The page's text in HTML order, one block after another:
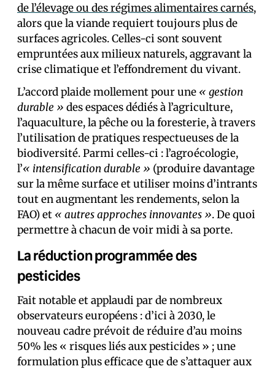
de l’élevage ou des régimes alimentaires carnés,
alors que la viande requiert toujours plus de
surfaces agricoles. Celles-ci sont souvent
empruntées aux milieux naturels, aggravant la
crise climatique et l’effondrement du vivant.
L’accord plaide mollement pour une « gestion
durable » des espaces dédiés à l’agriculture,
l’aquaculture, la pêche ou la foresterie, à travers
l’utilisation de pratiques respectueuses de la
biodiversité. Parmi celles-ci : l’agroécologie,
l’« intensification durable » (produire davantage
sur la même surface et utiliser moins d’intrants
tout en augmentant les rendements, selon la
FAO) et « autres approches innovantes ». De quoi
permettre à chacun de voir midi à sa porte.
La réduction programmée des
pesticides
Fait notable et applaudi par de nombreux
observateurs européens : d’ici à 2030, le
nouveau cadre prévoit de réduire d’au moins
50% les « risques liés aux pesticides » ; une
formulation plus efficace que de s’attaquer aux